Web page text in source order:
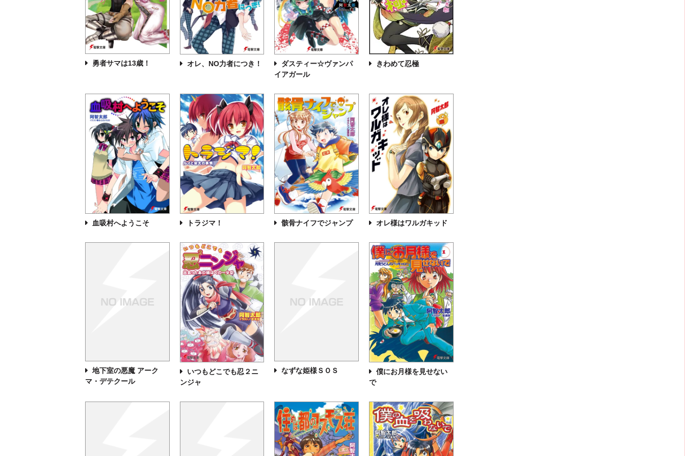
勇者サマは13歳！ オレ、NO力者につき！
ダスティー☆ヴァンパ
イアガール
きわめて忍極
血吸村へようこそ トラジマ！ 骸骨ナイフでジャンプ オレ様はワルガキッド
地下室の悪魔 アーク
マ・デテクール
いつもどこでも忍２ニ
ンジャ
なずな姫様ＳＯＳ
僕にお月様を見せない
で